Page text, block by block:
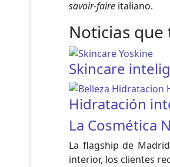
savoir-faire italiano.
Noticias
Skincare
Hidratación
La Cosmética
La flagship de
interior, los clientes